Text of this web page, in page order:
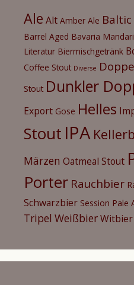
Ale Alt Amber Ale
Barrel Aged Bavaria
Literatur Biermischgetränk
Coffee Stout Diverse
Stout Dunkler
Export Gose Helles
Stout IPA
Märzen Oatmeal Stout
Porter Rauchbier
Schwarzbier Session Pale
Tripel WeißbierWitbier